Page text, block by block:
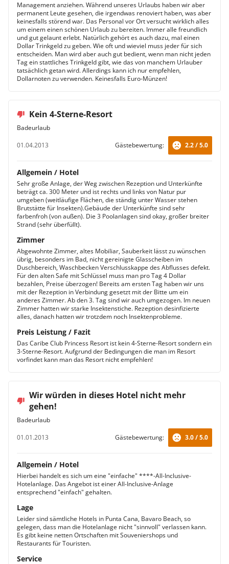
Management anziehen. Während unseres Urlaubs haben wir aber
permanent Leute gesehen, die irgendwas renoviert haben, was aber
keinesfalls störend war. Das Personal vor Ort versucht wirklich alles
um einem einen schönen Urlaub zu bereiten. Immer alle freundlich
und gut gelaunt erlebt. Natürlich gehört es auch dazu, mal einen
Dollar Trinkgeld zu geben. Wie oft und wieviel muss jeder für sich
entscheiden. Man wird aber auch gut bedient, wenn man nicht jeden
Tag ein stattliches Trinkgeld gibt, wie das von manchem Urlauber
tatsächlich getan wird. Allerdings kann ich nur empfehlen,
Dollarnoten zu verwenden. Keinesfalls Euro-Münzen!
Kein 4-Sterne-Resort
Badeurlaub
01.04.2013
Gästebewertung: 2.2 / 5.0
Allgemein / Hotel
Sehr große Anlage, der Weg zwischen Rezeption und Unterkünfte
beträgt ca. 300 Meter und ist rechts und links von Natur pur
umgeben (weitläufige Flächen, die ständig unter Wasser stehen 
Brutstätte für Insekten).Gebäude der Unterkünfte sind sehr
farbenfroh (von außen). Die 3 Poolanlagen sind okay, großer breiter
Strand (sehr überfüllt).
Zimmer
Abgewohnte Zimmer, altes Mobiliar, Sauberkeit lässt zu wünschen
übrig, besonders im Bad, nicht gereinigte Glasscheiben im
Duschbereich, Waschbecken Verschlusskappe des Abflusses defekt.
Für den alten Safe mit Schlüssel muss man pro Tag 4 Dollar
bezahlen, Preise überzogen! Bereits am ersten Tag haben wir uns
mit der Rezeption in Verbindung gesetzt mit der Bitte um ein
anderes Zimmer. Ab den 3. Tag sind wir auch umgezogen. Im neuen
Zimmer hatten wir starke Insektenstiche. Rezeption desinfizierte
alles, danach hatten wir trotzdem noch Insektenprobleme.
Preis Leistung / Fazit
Das Caribe Club Princess Resort ist kein 4-Sterne-Resort sondern ein
3-Sterne-Resort. Aufgrund der Bedingungen die man im Resort
vorfindet kann man das Resort nicht empfehlen!
Wir würden in dieses Hotel nicht mehr
gehen!
Badeurlaub
01.01.2013
Gästebewertung: 3.0 / 5.0
Allgemein / Hotel
Hierbei handelt es sich um eine "einfache" ****-All-Inclusive-
Hotelanlage. Das Angebot ist einer All-Inclusive-Anlage
entsprechend "einfach" gehalten.
Lage
Leider sind sämtliche Hotels in Punta Cana, Bavaro Beach, so
gelegen, dass man die Hotelanlage nicht "sinnvoll" verlassen kann.
Es gibt keine netten Ortschaften mit Souveniershops und
Restaurants für Touristen.
Service